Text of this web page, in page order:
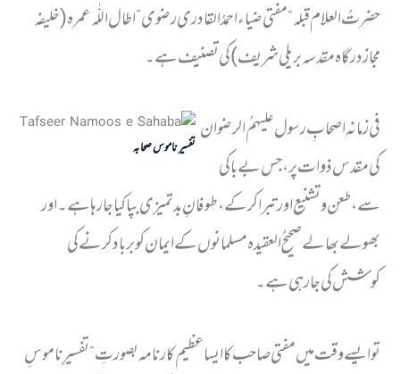
حضرتُ العلام قبلہ “مفتی ضیاء احمدُالقادری رضوی” اطال اللّٰہ عمرہ (خلیفہ
مجاز درگاہ مقدسہ بریلی شریف) کی تصنیف ہے۔
تفسیر ناموس صحابہ فی زمانہ اصحابِ رسول علیہمُ الرضوان
کی مقدس ذوات پر ، جس بے باکی
سے ، طعن و تشنیع اور تبرا کرکے ، طوفانِ بد تمیزی بپا کیا جارہا ہے ۔ اور
بھولے بھالے صحیحُ العقیدہ مسلمانوں کے ایمان کو برباد کرنے کی
کوشش کی جارہی ہے۔
تو ایسے وقت میں مفتی صاحب کا ایسا عظیم کارنامہ بصورتِ “تفسیرِ ناموسِ